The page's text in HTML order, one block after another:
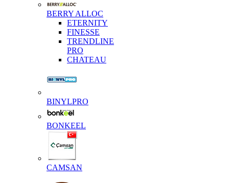
BERRY ALLOC
ETERNITY
FINESSE
TRENDLINE
PRO
CHATEAU
BINYLPRO
BONKEEL
CAMSAN